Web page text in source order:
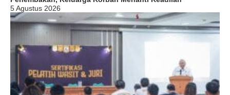
5 Agustus 2026